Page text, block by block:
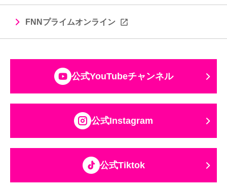
FNNプライムオンライン
公式YouTubeチャンネル
公式Instagram
公式Tiktok